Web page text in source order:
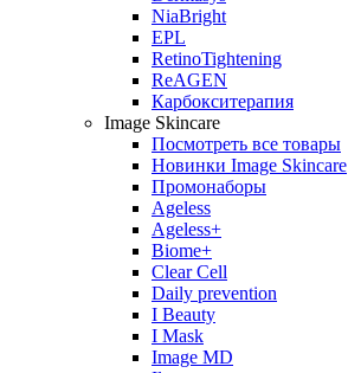
NiaBright
EPL
RetinoTightening
ReAGEN
Карбокситерапия
Image Skincare
Посмотреть все товары
Новинки Image Skincare
Промонаборы
Ageless
Ageless+
Biome+
Clear Cell
Daily prevention
I Beauty
I Mask
Image MD